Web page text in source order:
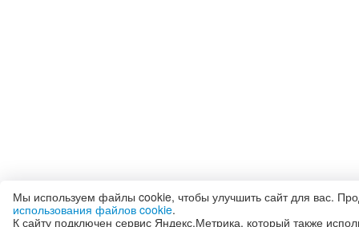
Мы используем файлы cookie, чтобы улучшить сайт для вас.
использования файлов cookie.
К сайту подключен сервис Яндекс.Метрика, который также